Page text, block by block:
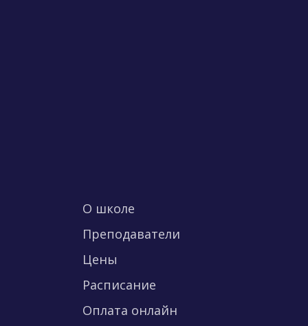
О школе
Преподаватели
Цены
Расписание
Оплата онлайн